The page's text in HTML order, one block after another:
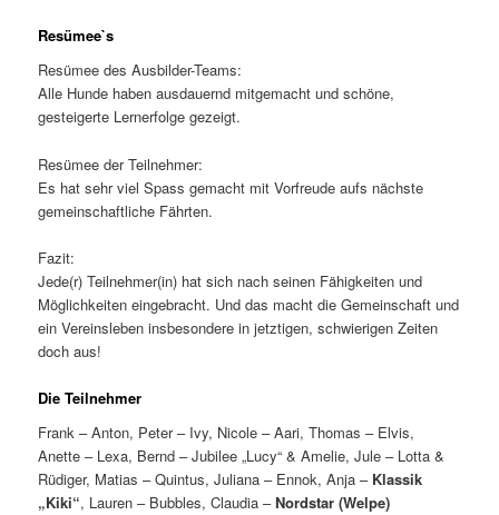
Resümee`s
Resümee des Ausbilder-Teams:
Alle Hunde haben ausdauernd mitgemacht und schöne,
gesteigerte Lernerfolge gezeigt.
Resümee der Teilnehmer:
Es hat sehr viel Spass gemacht mit Vorfreude aufs nächste
gemeinschaftliche Fährten.
Fazit:
Jede(r) Teilnehmer(in) hat sich nach seinen Fähigkeiten und
Möglichkeiten eingebracht. Und das macht die Gemeinschaft und
ein Vereinsleben insbesondere in jetztigen, schwierigen Zeiten
doch aus!
Die Teilnehmer
Frank – Anton, Peter – Ivy, Nicole – Aari, Thomas – Elvis,
Anette – Lexa, Bernd – Jubilee „Lucy“ & Amelie, Jule – Lotta &
Rüdiger, Matias – Quintus, Juliana – Ennok, Anja – Klassik
„Kiki“, Lauren – Bubbles, Claudia –Nordstar (Welpe)